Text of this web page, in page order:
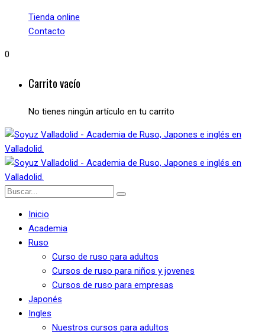
Tienda online
Contacto
0
Carrito vacío
No tienes ningún artículo en tu carrito
Inicio
Academia
Ruso
Curso de ruso para adultos
Cursos de ruso para niños y jovenes
Cursos de ruso para empresas
Japonés
Ingles
Nuestros cursos para adultos